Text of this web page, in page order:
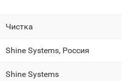
Чистка
Shine Systems, Россия
Shine Systems